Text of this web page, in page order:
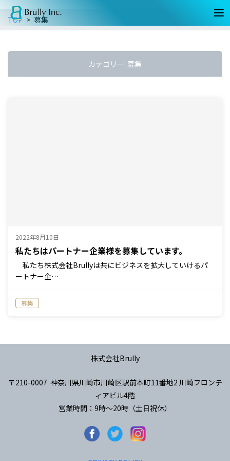
TOP 募集
カテゴリー: 募集
2022年8月10日
私たちはパートナー企業様を募集しています。
私たち株式会社Brullyは共にビジネスを拡大していけるパ
ートナー企…
募集
株式会社Brully
〒210-0007 神奈川県川崎市川崎区駅前本町11番地2 川崎フロンテ
ィアビル4階
営業時間：9時～20時（土日祝休）